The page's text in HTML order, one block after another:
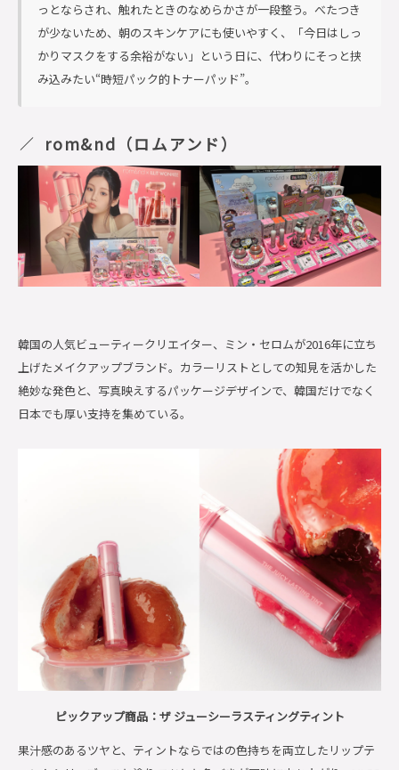
っとならされ、触れたときのなめらかさが一段整う。べたつき
が少ないため、朝のスキンケアにも使いやすく、「今日はしっ
かりマスクをする余裕がない」という日に、代わりにそっと挟
み込みたい“時短パック的トナーパッド”。
rom&nd（ロムアンド）
韓国の人気ビューティークリエイター、ミン・セロムが2016年に立ち
上げたメイクアップブランド。カラーリストとしての知見を活かした
絶妙な発色と、写真映えするパッケージデザインで、韓国だけでなく
日本でも厚い支持を集めている。
ピックアップ商品：ザ ジューシーラスティングティント
果汁感のあるツヤと、ティントならではの色持ちを両立したリップテ